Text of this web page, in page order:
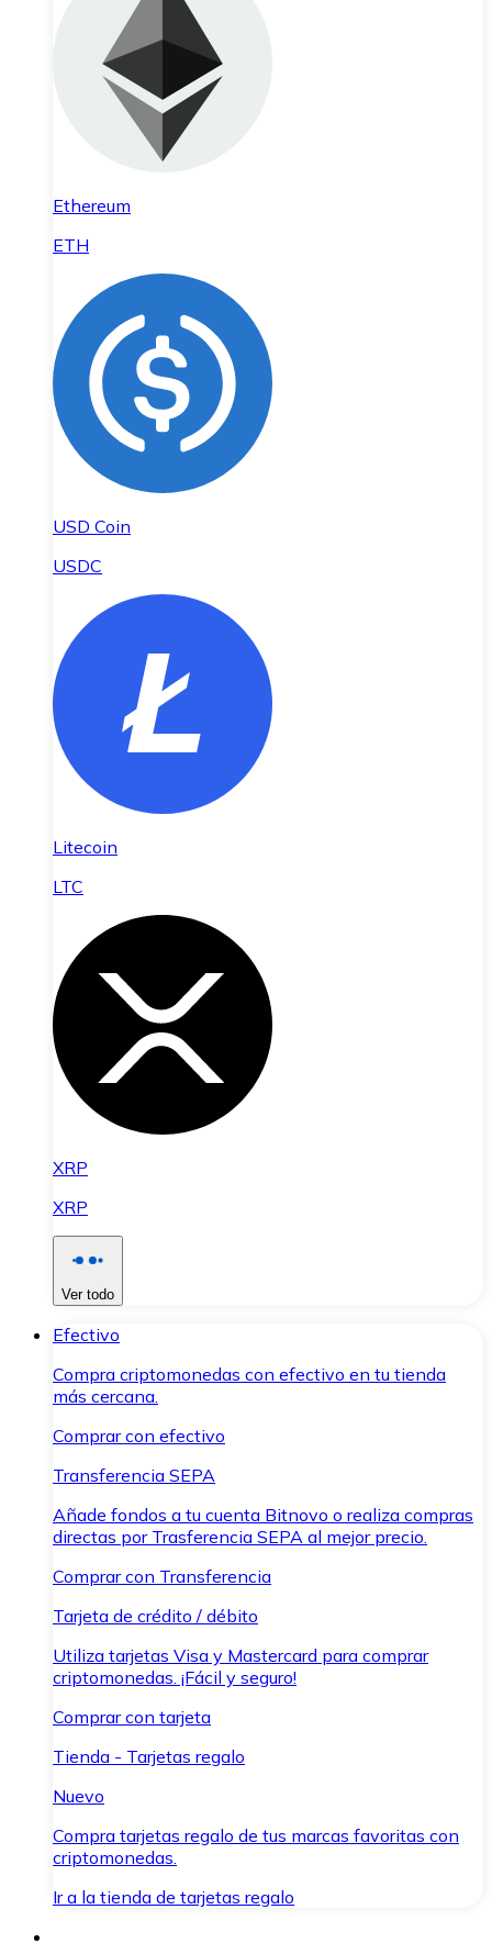
Ethereum
ETH
USD Coin
USDC
Litecoin
LTC
XRP
XRP
Ver todo
Efectivo
Compra criptomonedas con efectivo en tu tienda
más cercana.
Comprar con efectivo
Transferencia SEPA
Añade fondos a tu cuenta Bitnovo o realiza compras
directas por Trasferencia SEPA al mejor precio.
Comprar con Transferencia
Tarjeta de crédito / débito
Utiliza tarjetas Visa y Mastercard para comprar
criptomonedas. ¡Fácil y seguro!
Comprar con tarjeta
Tienda - Tarjetas regalo
Nuevo
Compra tarjetas regalo de tus marcas favoritas con
criptomonedas.
Ir a la tienda de tarjetas regalo